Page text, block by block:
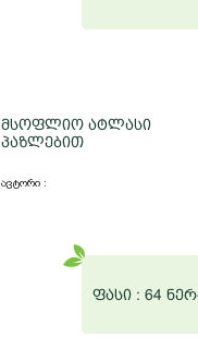
მსოფლიო ატლასი
პაზლებით
ავტორი :
ფასი : 64